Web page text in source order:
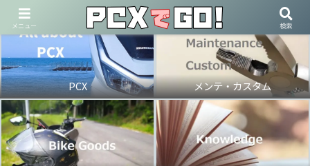
PCX メンテ・カスタム
メニュー 検索